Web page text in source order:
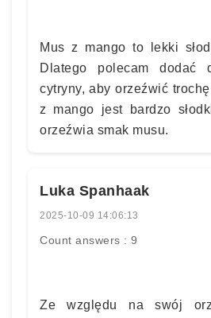
Mus z mango to lekki
Dlatego polecam
cytryny, aby orzeźwić
z mango jest bardzo
orzeźwia smak musu.
Luka Spanhaak
2025-10-09 14:06:13
Count answers : 9
Ze względu na swój